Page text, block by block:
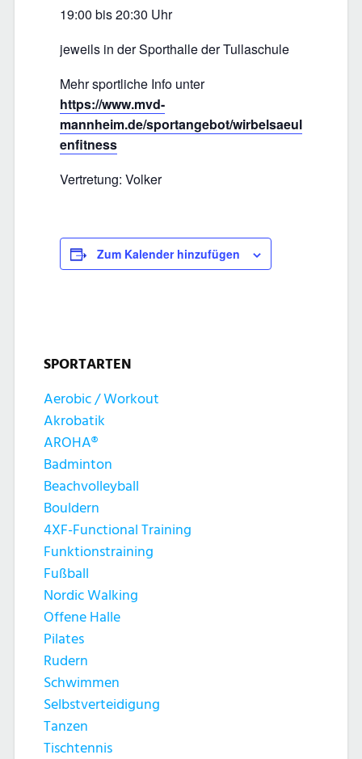
19:00 bis 20:30 Uhr
jeweils in der Sporthalle der Tullaschule
Mehr sportliche Info unter
https://www.mvd-
mannheim.de/sportangebot/wirbelsaeul
enfitness
Vertretung: Volker
Zum Kalender hinzufügen
SPORTARTEN
Aerobic / Workout
Akrobatik
AROHA®
Badminton
Beachvolleyball
Bouldern
4XF-Functional Training
Funktionstraining
Fußball
Nordic Walking
Offene Halle
Pilates
Rudern
Schwimmen
Selbstverteidigung
Tanzen
Tischtennis